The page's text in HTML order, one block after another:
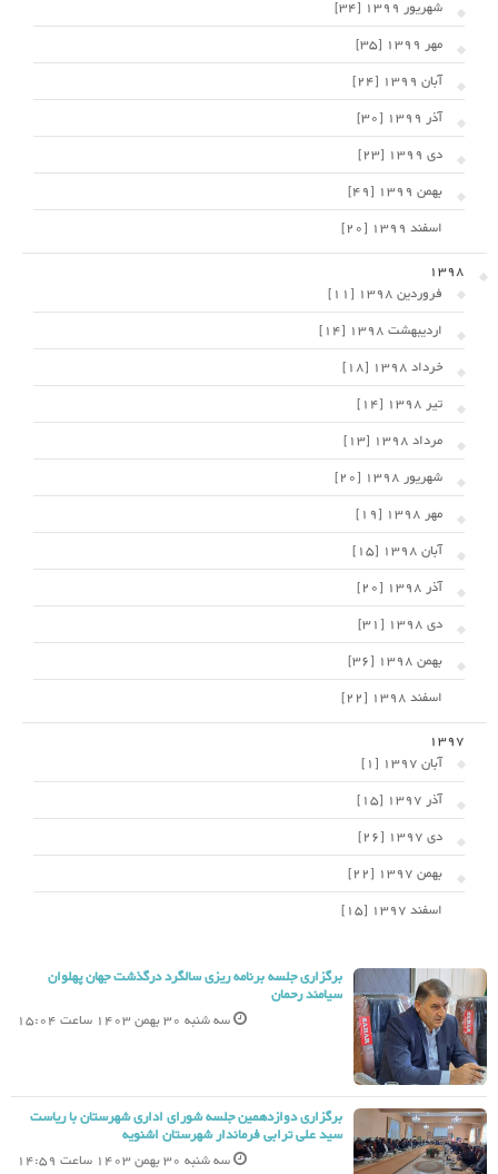
شهریور 1399 [34]
مهر 1399 [35]
آبان 1399 [24]
آذر 1399 [30]
دی 1399 [23]
بهمن 1399 [49]
اسفند 1399 [20]
1398
فروردین 1398 [11]
اردیبهشت 1398 [14]
خرداد 1398 [18]
تیر 1398 [14]
مرداد 1398 [13]
شهریور 1398 [20]
مهر 1398 [19]
آبان 1398 [15]
آذر 1398 [20]
دی 1398 [31]
بهمن 1398 [36]
اسفند 1398 [22]
1397
آبان 1397 [1]
آذر 1397 [15]
دی 1397 [26]
بهمن 1397 [22]
اسفند 1397 [15]
برگزاری جلسه برنامه ریزی سالگرد درگذشت جهان پهلوان
سیامند رحمان
سه شنبه 30 بهمن 1403 ساعت 15:04
برگزاری دوازدهمین جلسه شورای اداری شهرستان با ریاست
سید علی ترابی فرماندار شهرستان اشنویه
سه شنبه 30 بهمن 1403 ساعت 14:59